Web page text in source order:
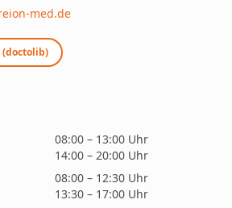
med.de
(doctolib)
08:00 – 13:00 Uhr
14:00 – 20:00 Uhr
08:00 – 12:30 Uhr
13:30 – 17:00 Uhr